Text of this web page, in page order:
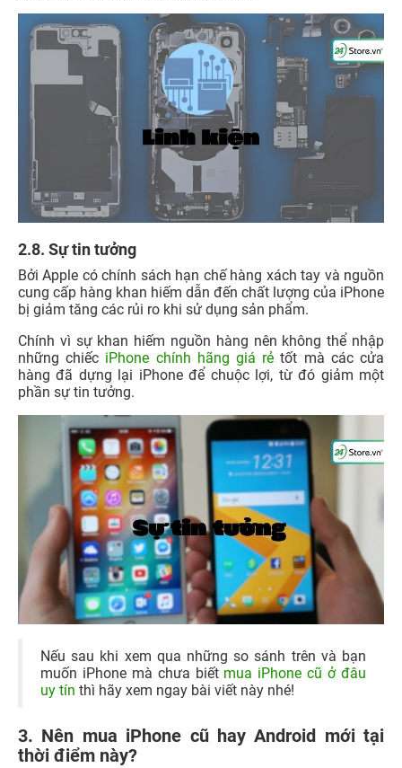
2.8. Sự tin tưởng
Bởi Apple có chính sách hạn chế hàng xách tay và nguồn
cung cấp hàng khan hiếm dẫn đến chất lượng của iPhone
bị giảm tăng các rủi ro khi sử dụng sản phẩm.
Chính vì sự khan hiếm nguồn hàng nên không thể nhập
những chiếc iPhone chính hãng giá rẻ tốt mà các cửa
hàng đã dựng lại iPhone để chuộc lợi, từ đó giảm một
phần sự tin tưởng.
Nếu sau khi xem qua những so sánh trên và bạn
muốn iPhone mà chưa biết mua iPhone cũ ở đâu
uy tín thì hãy xem ngay bài viết này nhé!
3. Nên mua iPhone cũ hay Android mới tại
thời điểm này?